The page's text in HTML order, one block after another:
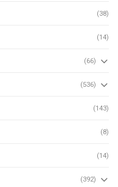
(38)
(14)
(66)
(536)
(143)
(8)
(14)
(392)